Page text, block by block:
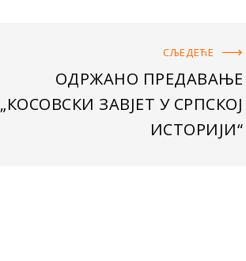
СЉЕДЕЋE
ОДРЖАНО ПРЕДАВАЊЕ
„КОСОВСКИ ЗАВЈЕТ У СРПСКОЈ
ИСТОРИЈИ“